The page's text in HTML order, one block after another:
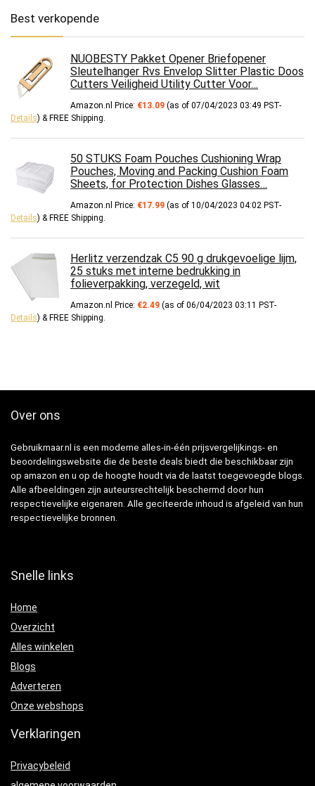
Best verkopende
NUOBESTY Pakket Opener Briefopener
Sleutelhanger Rvs Envelop Slitter Plastic Doos
Cutters Veiligheid Utility Cutter Voor…
Amazon.nl Price: €13.09 (as of 07/04/2023 03:49 PST-
Details) & FREE Shipping.
50 STUKS Foam Pouches Cushioning Wrap
Pouches, Moving and Packing Cushion Foam
Sheets, for Protection Dishes Glasses…
Amazon.nl Price: €17.99 (as of 10/04/2023 04:02 PST-
Details) & FREE Shipping.
Herlitz verzendzak C5 90 g drukgevoelige lijm,
25 stuks met interne bedrukking in
folieverpakking, verzegeld, wit
Amazon.nl Price: €2.49 (as of 06/04/2023 03:11 PST-
Details) & FREE Shipping.
Over ons
Gebruikmaar.nl is een moderne alles-in-één prijsvergelijkings- en
beoordelingswebsite die de beste deals biedt die beschikbaar zijn
op amazon en u op de hoogte houdt via de laatst toegevoegde blogs.
Alle afbeeldingen zijn auteursrechtelijk beschermd door hun
respectievelijke eigenaren. Alle geciteerde inhoud is afgeleid van hun
respectievelijke bronnen.
Snelle links
Home
Overzicht
Alles winkelen
Blogs
Adverteren
Onze webshops
Verklaringen
Privacybeleid